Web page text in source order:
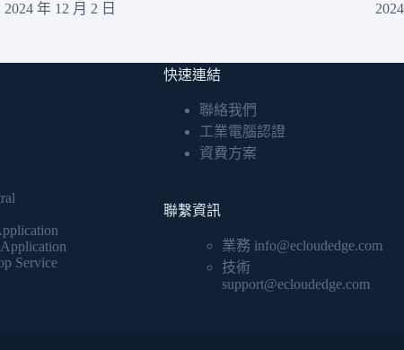
2024 年 12 月 2 日
Service
快速連結
聯絡我們
工業電腦認證
資費方案
聯繫資訊
業務 info@ecloudedge.com
技術
support@ecloudedge.com